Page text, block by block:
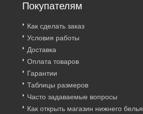
Покупателям
Как сделать заказ
Условия работы
Доставка
Оплата товаров
Гарантии
Таблицы размеров
Часто задаваемые вопросы
Как открыть магазин нижнего белья